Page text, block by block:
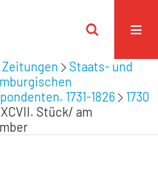
Staats- und
1731-1826
1730
Stück/ am